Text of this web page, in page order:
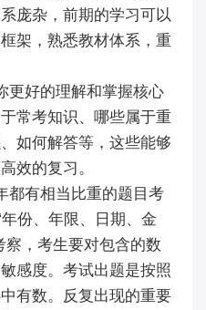
庞杂，前期的学习可以
架，熟悉教材体系，重
更好的理解和掌握核心
常考知识、哪些属于重
如何解答等，这些能够
效的复习。
都有相当比重的题目考
份、年限、日期、金
察，考生要对包含的数
感度。考试出题是按照
有数。反复出现的重要